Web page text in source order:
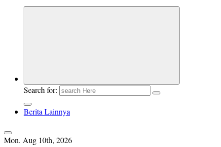
Search for:
Berita Lainnya
Mon. Aug 10th, 2026